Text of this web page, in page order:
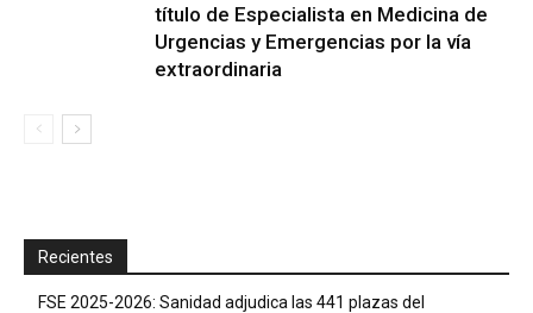
título de Especialista en Medicina de
Urgencias y Emergencias por la vía
extraordinaria
Recientes
FSE 2025-2026: Sanidad adjudica las 441 plazas del